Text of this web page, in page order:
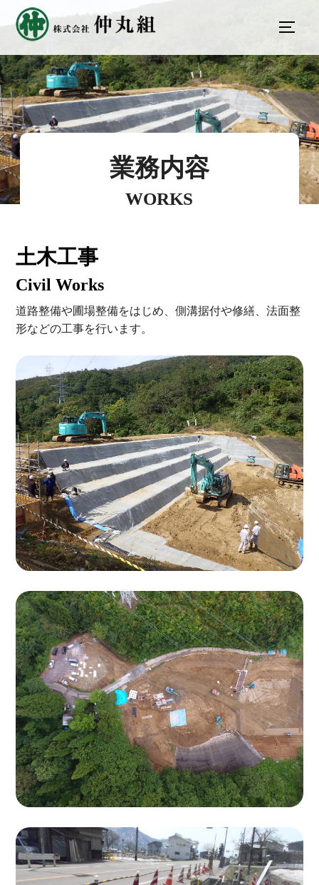
キ
ッ
プ
業務内容
WORKS
土木工事
Civil Works
道路整備や圃場整備をはじめ、側溝据付や修繕、法面整
形などの工事を行います。